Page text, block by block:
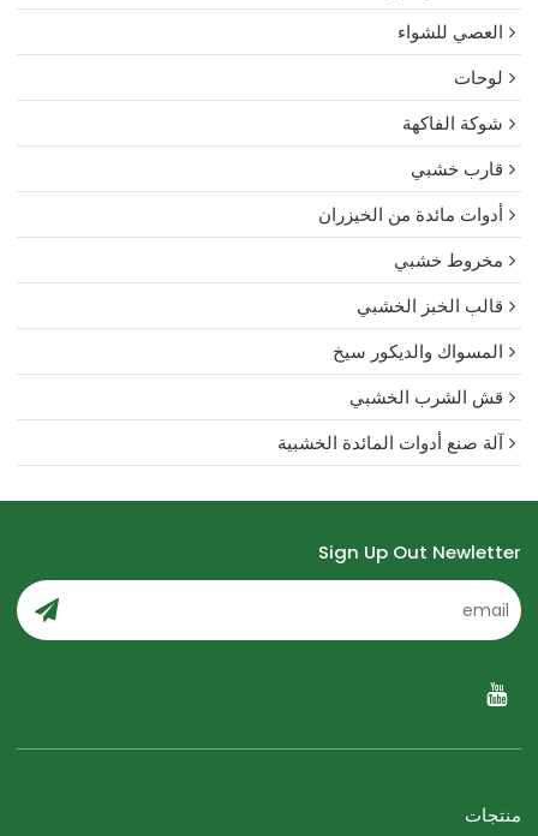
العصي للشواء
لوحات
شوكة الفاكهة
قارب خشبي
أدوات مائدة من الخيزران
مخروط خشبي
قالب الخبز الخشبي
المسواك والديكور سيخ
قش الشرب الخشبي
آلة صنع أدوات المائدة الخشبية
Sign Up Out Newletter
منتجات